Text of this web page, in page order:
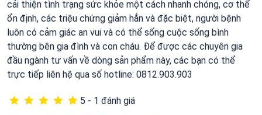
cải thiện tình trạng sức khỏe một cách nhanh chóng, cơ thể
ổn định, các triệu chứng giảm hẳn và đặc biệt, người bệnh
luôn có cảm giác an vui và có thể sống cuộc sống bình
thường bên gia đình và con cháu. Để được các chuyên gia
đầu ngành tư vấn về dòng sản phẩm này, các bạn có thể
trực tiếp liên hệ qua số hotline: 0812.903.903
5 - 1 đánh giá